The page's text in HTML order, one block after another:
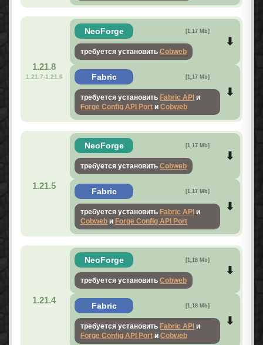
1.21.8
1.21.7-1.21.6
NeoForge [1,17 Mb]
требуется установить Cobweb
Fabric [1,17 Mb]
требуется установить Fabric API и
Forge Config API Port и Cobweb
1.21.5
NeoForge [1,17 Mb]
требуется установить Cobweb
Fabric [1,17 Mb]
требуется установить Fabric API и
Cobweb и Forge Config API Port
1.21.4
NeoForge [1,18 Mb]
требуется установить Cobweb
Fabric [1,18 Mb]
требуется установить Fabric API и
Forge Config API Port и Cobweb